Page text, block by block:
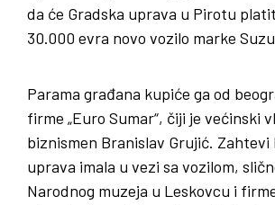
da će Gradska uprava u Pirotu
30.000 evra novo vozilo marke
Parama građana kupiće ga od
firme „Euro Sumar“, čiji je većinski
biznismen Branislav Grujić. Zahtevi
uprava imala u vezi sa vozilom,
Narodnog muzeja u Leskovcu i